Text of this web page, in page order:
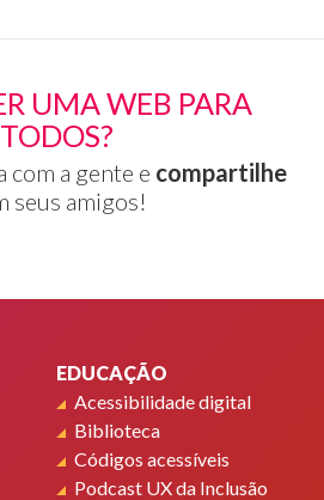
UMA WEB PARA
TODOS?
com a gente e compartilhe
seus amigos!
EDUCAÇÃO
Acessibilidade digital
Biblioteca
Códigos acessíveis
Podcast UX da Inclusão